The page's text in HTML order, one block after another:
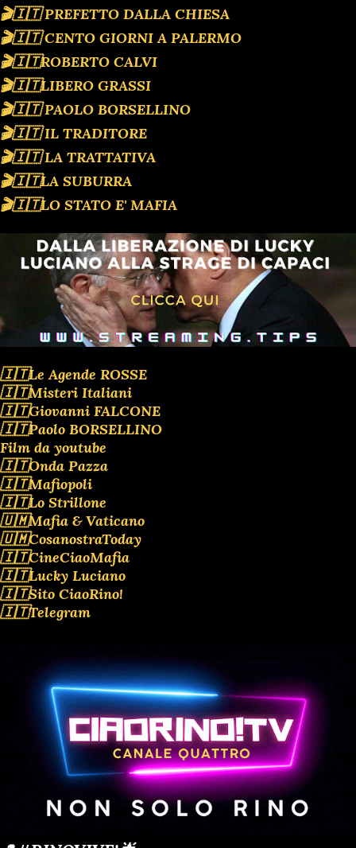
🎬🇮🇹 PREFETTO DALLA CHIESA
🎬🇮🇹 CENTO GIORNI A PALERMO
🎬🇮🇹ROBERTO CALVI
🎬🇮🇹LIBERO GRASSI
🎬🇮🇹 PAOLO BORSELLINO
🎬🇮🇹 IL TRADITORE
🎬🇮🇹 LA TRATTATIVA
🎬🇮🇹LA SUBURRA
🎬🇮🇹LO STATO E' MAFIA
🇮🇹Le Agende ROSSE
🇮🇹Misteri Italiani
🇮🇹Giovanni FALCONE
🇮🇹Paolo BORSELLINO
Film da youtube
🇮🇹Onda Pazza
🇮🇹Mafiopoli
🇮🇹Lo Strillone
🇺🇲Mafia & Vaticano
🇺🇲CosanostraToday
🇮🇹CineCiaoMafia
🇮🇹Lucky Luciano
🇮🇹Sito CiaoRino!
🇮🇹Telegram